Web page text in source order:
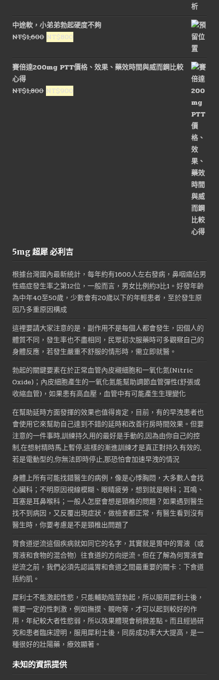
中途軟，小弟弟勃起硬度不夠
NT$1,600 原
價
格：
NT$1,600。
NT$800
價
格：
NT$800。
賽倍達200mg PTT價格、效果、藥效時間與威而鋼比較
心得
NT$1,800 原
NT$900
5mg 超犀 必利吉
根據台灣國內最新統計，每年約有1600人左右發病，鼻咽癌佔男
性癌症發生率之第12位，一般而言，男女比例約3比1。好發年齡
為中年40至50歲，少數會有20歲以下的年輕患者，至於發生原
因乃多重原因構成
這裡要請大家注意的是，副作用不是每個人都會發生，因個人的
體質不同，發生率也不盡相同，民眾初次服藥時可多觀察自己的
身體反應，若發生嚴重不舒服的情形時，需立即就醫。
勃起的關鍵要素在於正常血管內皮襯細胞和一氧化氮(Nitric
Oxide)；內皮細胞產生的一氧化氮能幫助調節血管彈性(舒張或
收縮血管)，如果患有高血壓，血管中有可能產生生理變化
在幫助延時方面發揮的效果也值得肯定，目前，有的早洩患者也
會使用它來幫助自己達到不錯的延時和改善行房時間效果。但要
注意的一件事時,訓練持久用的最好是手動的,因為由你自己的控
制,在想射精時馬上暫停,這樣的漸進訓練才是真正對持久有效的,
若是電動型的,你無法即時停止,那恐怕會加速早洩的情況
身體上所有可能找錯醫生的病例，像是心悸胸悶，大多數人會找
心臟科；不明原因視線模糊、眼睛疲勞，想到就是眼科；耳鳴、
耳塞是耳鼻喉科；一般人怎麼會想是頸椎的問題？如果遇到醫生
找不到病因，又反覆出現症狀，做檢查都正常，有醫生看到沒有
醫生時，你要考慮是不是頸椎出問題了
胃食道逆流這個疾病就如同它的名字，其實就是胃中的胃液（或
胃液和食物的混合物）往食道的方向逆流。但在了解為何胃液會
逆流之前，我們必須先認識胃和食道之間最重要的關卡：下食道
括約肌。
犀利士不能激起性慾，只能輔助陰莖勃起，所以服用犀利士後，
需要一定的性刺激，例如撫摸、親吻等，才可以起到較好的作
用，年紀較大者性慾弱，所以效果體現會稍微差點。而且經過研
究和患者臨床證明，服用犀利士後，同房成功率大大提高，是一
種很好的壯陽藥，療效顯著。
未知的資訊提供